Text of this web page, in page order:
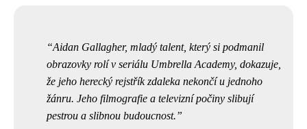
Aidan Gallagher, mladý talent, který si podmanil
obrazovky rolí v seriálu Umbrella Academy, dokazuje,
že jeho herecký rejstřík zdaleka nekončí u jednoho
žánru. Jeho filmografie a televizní počiny slibují
pestrou a slibnou budoucnost.